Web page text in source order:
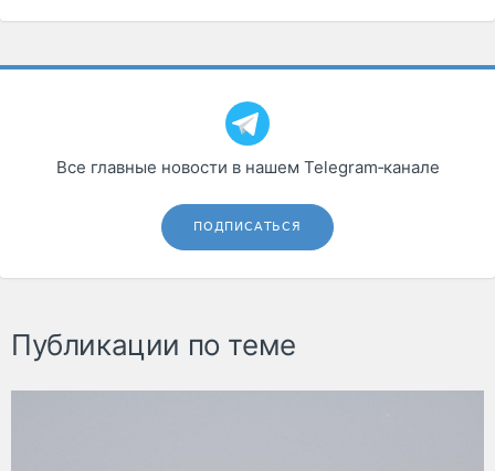
Все главные новости в нашем Telegram‑канале
ПОДПИСАТЬСЯ
Публикации по теме